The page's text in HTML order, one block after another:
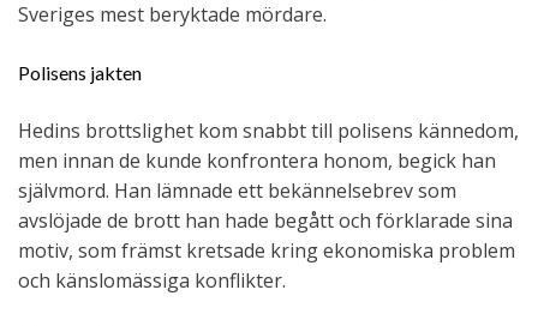
Sveriges mest beryktade mördare.
Polisens jakten
Hedins brottslighet kom snabbt till polisens kännedom,
men innan de kunde konfrontera honom, begick han
självmord. Han lämnade ett bekännelsebrev som
avslöjade de brott han hade begått och förklarade sina
motiv, som främst kretsade kring ekonomiska problem
och känslomässiga konflikter.